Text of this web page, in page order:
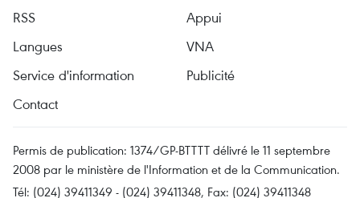
RSS
Appui
Langues
VNA
Service d'information
Publicité
Contact
Permis de publication: 1374/GP-BTTTT délivré le 11 septembre
2008 par le ministère de l'Information et de la Communication.
Tél: (024) 39411349 - (024) 39411348, Fax: (024) 39411348